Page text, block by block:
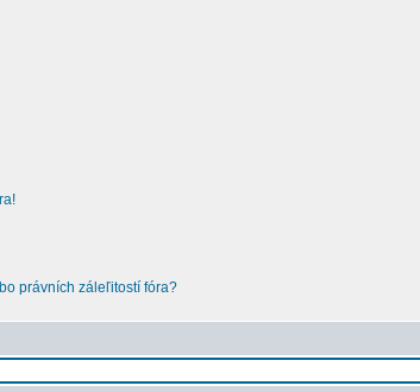
právních záleľitostí fóra?